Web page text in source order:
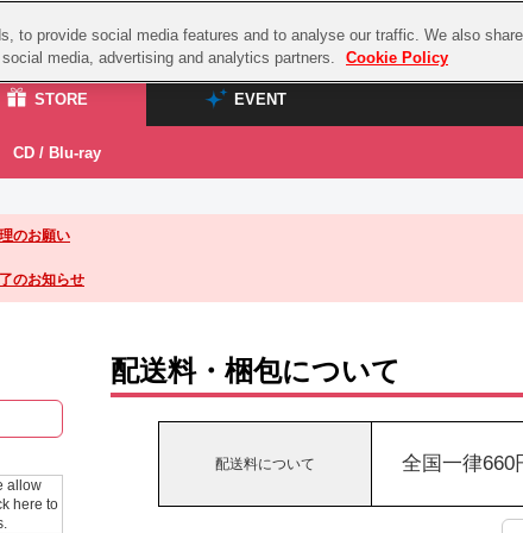
STORE EVENT
STORE
ASOBI STORE TOP
グッズ
EVENT
ASOBI STAGE
CD / Blu-ray
ズ
ズ
ナムコクラシック
スサノオマジック
ガンダムシリーズ
ラブライブ！サンシ
アイドリッシュセ
のお願い
のお知らせ
allow
here to
配送料・梱包について
配送料について 全国一律660
to provide social media features and to analyse our traffic. We also share
media, advertising and analytics partners.
Cookie Policy